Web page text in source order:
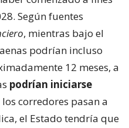
Según fuentes
, mientras bajo el
podrían incluso
12 meses, a
podrían iniciarse
los corredores pasan a
el Estado tendría que